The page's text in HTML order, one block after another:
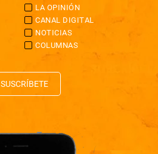
LA OPINIÓN
CANAL DIGITAL
NOTICIAS
COLUMNAS
SUSCRÍBETE